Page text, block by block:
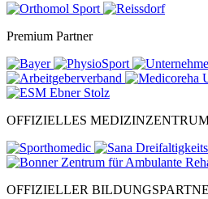
Premium Partner
OFFIZIELLES
OFFIZIELLER